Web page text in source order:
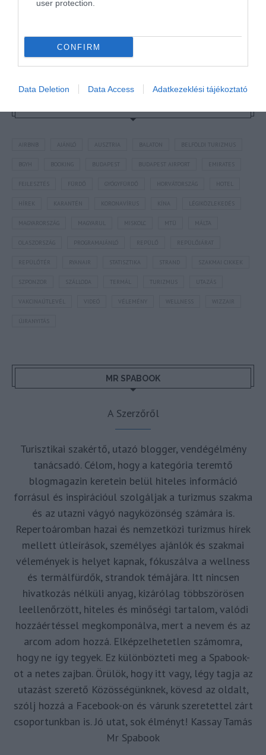
user protection.
CONFIRM
Data Deletion Data Access Adatkezeklési tájékoztató
AUSZTRIA BALATON BELFÖLDI TURIZMUS
BUDAPEST BUDAPEST AIRPORT EMIRATES
FEJLESZTÉS HORVÁTORSZÁG HOTEL
KARANTÉN LÉGIKÖZLEKEDÉS
MAGYARORSZÁG MTÜ MÁLTA
OLASZORSZÁG REPÜLŐJÁRAT
REPÜLŐTÉR STATISZTIKA STRAND SZAKMAI CIKKEK
SZPONZOR SZÁLLODA TERMÁL TURIZMUS UTAZÁS
VAKCINAÚTLEVÉL WIZZAIR
ÚJRANYITÁS
MR SPABOOK
A Szerzőről
Turisztikai szakértő, utazó blogger, vendégélmény
tanácsadó. Célom, hogy a kategória teremtő
blogmagazin keretein belül hiteles információ
forrásul és inspirációul szolgáljak a turizmus szakma
és az utazni vágyó nagyközönség számára is.
Repertoáromban hazai és nemzetközi turizmus hírek
mellett útleírások, személyes ajánlók és szakmai
vélemények is helyet kapnak, fókuszálva a wellness
és termálfürdők, strandok témájára. Itt nincsen
hivatkozás nélküli anyag, kizárólag többszörösen
leellenőrzött, hiteles és minőségi tartalom, valódi
hozzáértéssel megkomponálva, mert a nevem és az
arcom adom hozzá. Elképzelhetetlen számomra,
hogy ne így tegyek. Ez különbözteti meg a Spabook-
ot a netes zajban. Örülök, hogy itt vagy, légy tagja az
utazást szerető Közösségünknek, kövesd az oldalt,
szólj hozzá a Facebook-on és várunk szeretettel zárt
csoportunkban is. Jó utat, sok élményt! Kassay Tamás
Mr Spabook